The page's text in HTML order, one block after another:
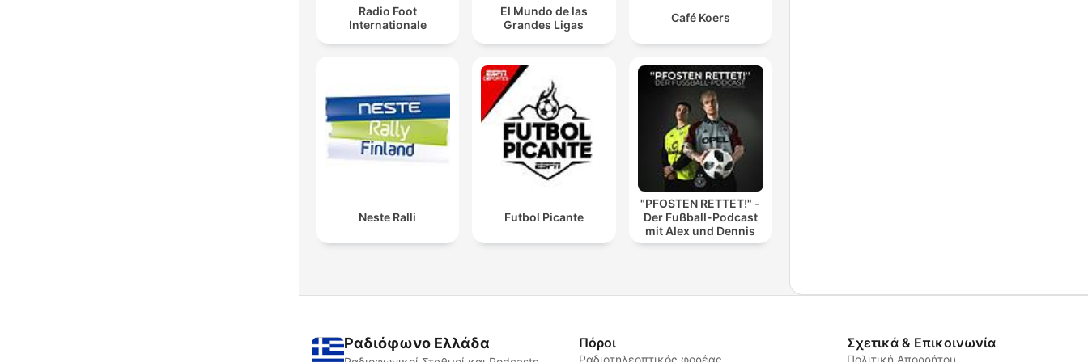
Radio Foot
Internationale
El Mundo de las
Grandes Ligas
Café Koers
Neste Ralli Futbol Picante
"PFOSTEN RETTET!" -
Der Fußball-Podcast
mit Alex und Dennis
Ραδιόφωνο Ελλάδα Πόροι
Ραδιοτηλεοπτικός φορέας
Σχετικά & Επικοινωνία
Πολιτική Απορρήτου